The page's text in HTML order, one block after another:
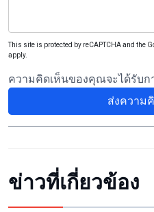
This site is protected by reCAPTCHA and the
apply.
ความคิดเห็นของคุณจะได้รับก
ส่งความ
ข่าวที่เกี่ยวข้อง